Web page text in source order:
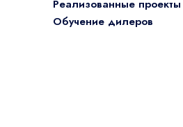
Реализованные проекты
Обучение дилеров